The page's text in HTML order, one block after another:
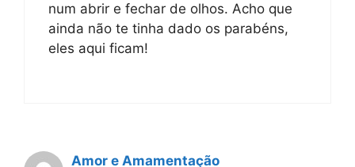
num abrir e fechar de olhos. Acho que
ainda não te tinha dado os parabéns,
eles aqui ficam!
Amor e Amamentação